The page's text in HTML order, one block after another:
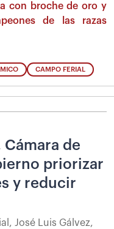
con broche de oro y
de las razas
CAMPO FERIAL
Cámara de
priorizar
y reducir
José Luis Gálvez,